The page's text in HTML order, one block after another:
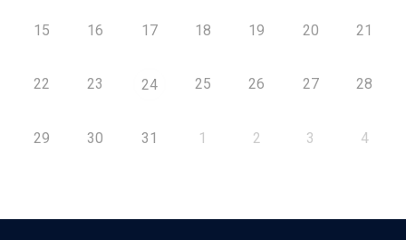
15 16 17 18 19 20 21
22 23 24 25 26 27 28
29 30 31 1 2 3 4